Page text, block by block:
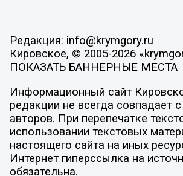
Редакция: info@krymgory.ru
Кировское, © 2005-2026
ПОКАЗАТЬ БАННЕРНЫЕ МЕСТА
Информационный сайт
редакции не всегда совпадает
авторов. При перепечатке
использовании текстовых
настоящего сайта на иных
Интернет гиперссылка на
обязательна.